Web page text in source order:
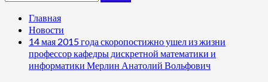
Главная
Новости
14 мая 2015 года скоропостижно ушел из жизни
профессор кафедры дискретной математики и
информатики Мерлин Анатолий Вольфович